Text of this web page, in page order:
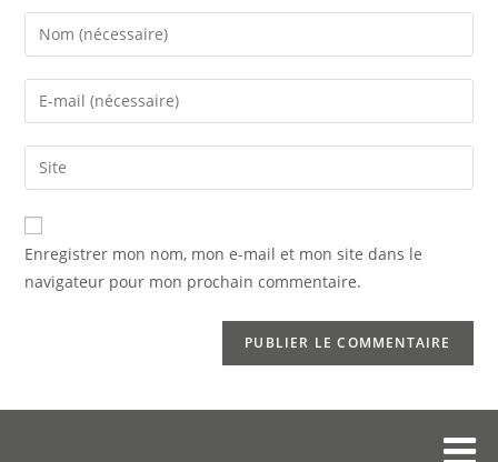
Enregistrer mon nom, mon e-mail et mon site dans le
navigateur pour mon prochain commentaire.